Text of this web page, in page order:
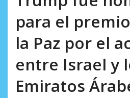
para el
la Paz por el
entre Israel y
Emiratos